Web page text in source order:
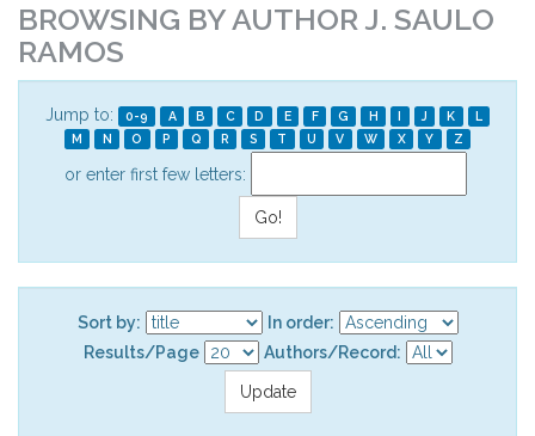
BROWSING BY AUTHOR J. SAULO
RAMOS
Jump to: 0-9 A B C D E F G H I J K
L
M
N O P Q R S T U V W X Y Z
or enter first few letters:
Sort by:
In order:
Results/Page
Authors/Record: